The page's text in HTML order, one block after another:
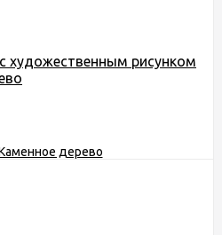
художественным рисунком